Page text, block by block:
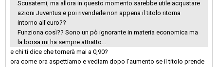
Scusatemi, ma allora in questo momento sarebbe utile acqustare
azioni Juventus e poi rivenderle non appena il titolo ritorna
intorno all'euro??
Funziona così?? Sono un pò ignorante in materia economica ma
la borsa mi ha sempre attratto...
e chi ti dice che tornerà mai a 0,90?
ora come ora aspettiamo e vediam dopo l'aumento se il titolo prende